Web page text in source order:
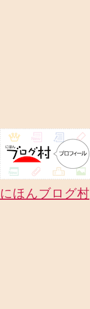
にほんブログ村